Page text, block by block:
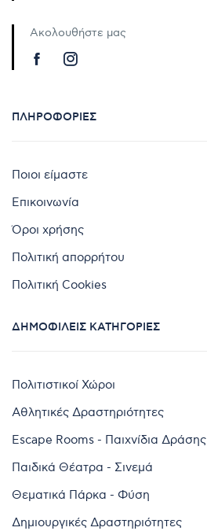
Ακολουθήστε μας
ΠΛΗΡΟΦΟΡΊΕΣ
Ποιοι είμαστε
Επικοινωνία
Όροι χρήσης
Πολιτική απορρήτου
Πολιτική Cookies
ΔΗΜΟΦΙΛΕΊΣ ΚΑΤΗΓΟΡΊΕΣ
Πολιτιστικοί Χώροι
Αθλητικές Δραστηριότητες
Escape Rooms - Παιχνίδια Δράσης
Παιδικά Θέατρα - Σινεμά
Θεματικά Πάρκα - Φύση
Δημιουργικές Δραστηριότητες